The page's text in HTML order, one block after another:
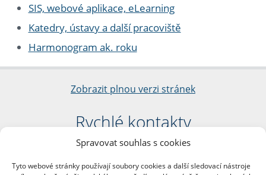
Spravovat souhlas s cookies
Tyto webové stránky používají soubory cookies a další sledovací nástroje
SIS, webové aplikace, eLearning
Katedry, ústavy a další pracoviště
Harmonogram ak. roku
Zobrazit plnou verzi stránek
Rychlé kontakty
Filozofická fakulta
nám. Jana Palacha 1/2